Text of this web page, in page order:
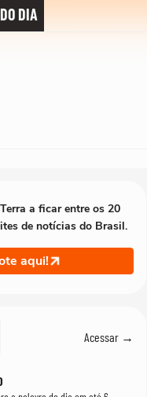
DIA
Acessar →
a ficar entre os 20
de notícias do Brasil.
aqui!